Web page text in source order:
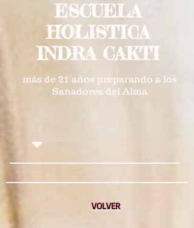
ESCUELA
HOLISTICA
INDRA CAKTI
más de 21 años preparando a los
Sanadores del Alma
VOLVER